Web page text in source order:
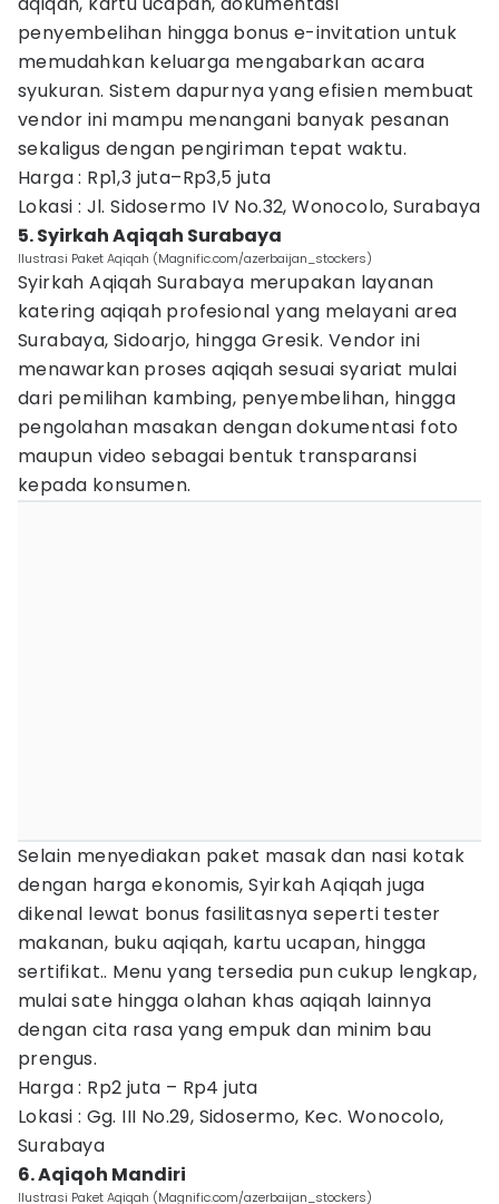
penyembelihan hingga bonus e-invitation untuk
memudahkan keluarga mengabarkan acara
syukuran. Sistem dapurnya yang efisien membuat
vendor ini mampu menangani banyak pesanan
sekaligus dengan pengiriman tepat waktu.
Harga : Rp1,3 juta–Rp3,5 juta
Lokasi : Jl. Sidosermo IV No.32, Wonocolo, Surabaya
5. Syirkah Aqiqah Surabaya
Ilustrasi Paket Aqiqah (Magnific.com/azerbaijan_stockers)
Syirkah Aqiqah Surabaya merupakan layanan
katering aqiqah profesional yang melayani area
Surabaya, Sidoarjo, hingga Gresik. Vendor ini
menawarkan proses aqiqah sesuai syariat mulai
dari pemilihan kambing, penyembelihan, hingga
pengolahan masakan dengan dokumentasi foto
maupun video sebagai bentuk transparansi
kepada konsumen.
Selain menyediakan paket masak dan nasi kotak
dengan harga ekonomis, Syirkah Aqiqah juga
dikenal lewat bonus fasilitasnya seperti tester
makanan, buku aqiqah, kartu ucapan, hingga
sertifikat.. Menu yang tersedia pun cukup lengkap,
mulai sate hingga olahan khas aqiqah lainnya
dengan cita rasa yang empuk dan minim bau
prengus.
Harga : Rp2 juta – Rp4 juta
Lokasi : Gg. III No.29, Sidosermo, Kec. Wonocolo,
Surabaya
6. Aqiqoh Mandiri
Ilustrasi Paket Aqiqah (Magnific.com/azerbaijan_stockers)